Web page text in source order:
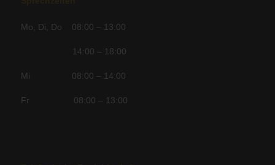
Mo, Di, Do 08:00 – 13:00
14:00 – 18:00
Mi 08:00 – 14:00
Fr 08:00 – 13:00